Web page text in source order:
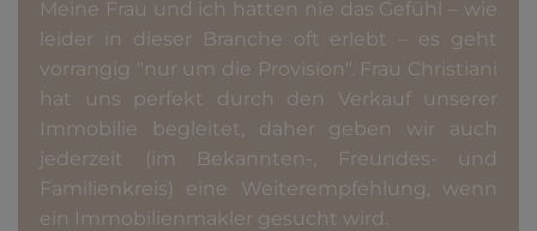
Meine Frau und ich hatten nie das Gefühl – wie
leider in dieser Branche oft erlebt – es geht
vorrangig "nur um die Provision". Frau Christiani
hat uns perfekt durch den Verkauf unserer
Immobilie begleitet, daher geben wir auch
jederzeit (im Bekannten-, Freundes- und
Familienkreis) eine Weiter­empfehlung, wenn
ein Immobilien­makler gesucht wird.